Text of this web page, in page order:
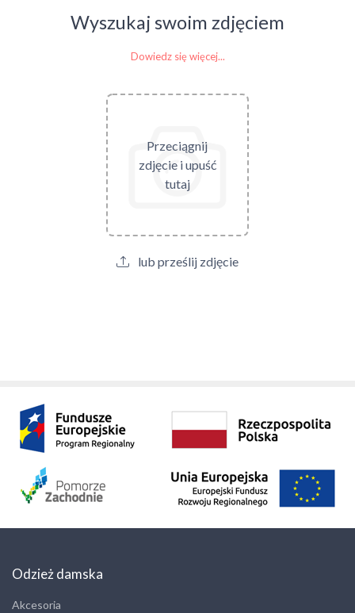
Wyszukaj swoim zdjęciem
Dowiedz się więcej...
Przeciągnij
zdjęcie i upuść
tutaj
lub prześlij zdjęcie
Odzież damska
Akcesoria